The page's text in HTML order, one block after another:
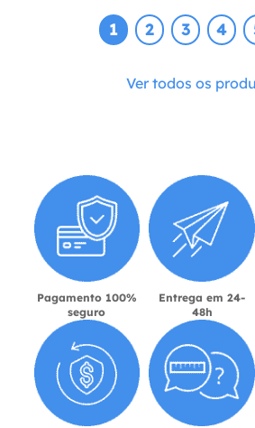
1 2 3 4
Ver todos os
Pagamento 100%
seguro
Entrega em 24-
48h